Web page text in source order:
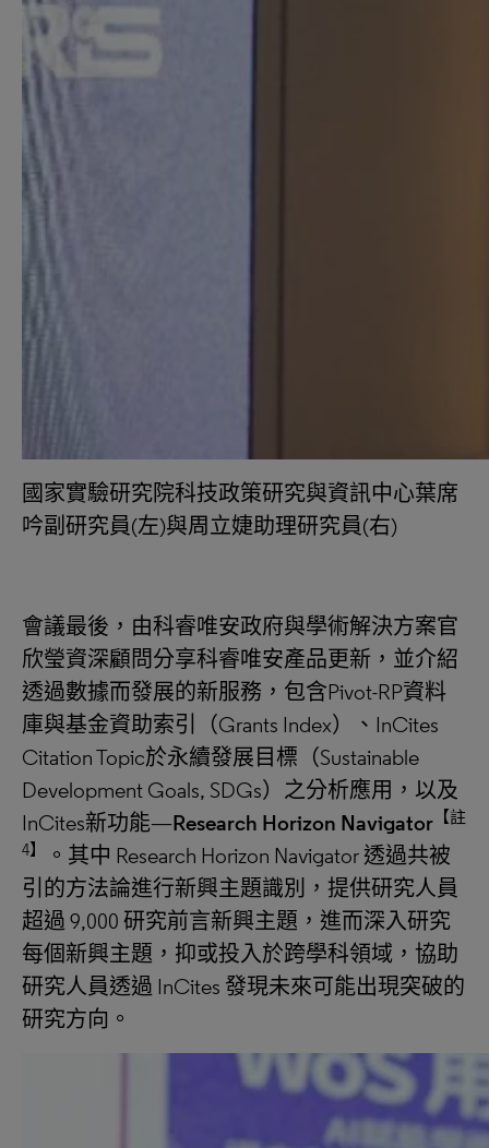
國家實驗研究院科技政策研究與資訊中心葉席
吟副研究員(左)與周立婕助理研究員(右)
會議最後，由科睿唯安政府與學術解決方案官
欣瑩資深顧問分享科睿唯安產品更新，並介紹
透過數據而發展的新服務，包含Pivot-RP資料
庫與基金資助索引（Grants Index）、InCites
Citation Topic於永續發展目標（Sustainable
Development Goals, SDGs）之分析應用，以及
InCites新功能—Research Horizon Navigator 【註
4】
。其中 Research Horizon Navigator 透過共被
引的方法論進行新興主題識別，提供研究人員
超過 9,000 研究前言新興主題，進而深入研究
每個新興主題，抑或投入於跨學科領域，協助
研究人員透過 InCites 發現未來可能出現突破的
研究方向。